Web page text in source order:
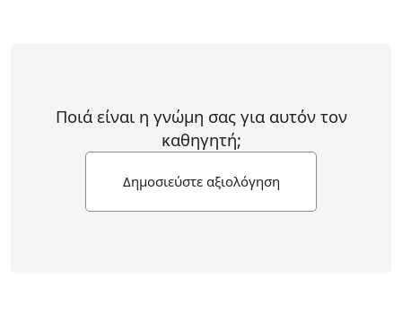
Ποιά είναι η γνώμη σας για αυτόν τον
καθηγητή;
Δημοσιεύστε αξιολόγηση